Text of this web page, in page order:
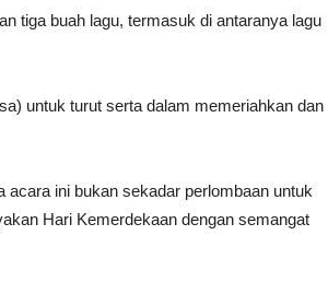
tiga buah lagu, termasuk di antaranya lagu
untuk turut serta dalam memeriahkan dan
acara ini bukan sekadar perlombaan untuk
Hari Kemerdekaan dengan semangat